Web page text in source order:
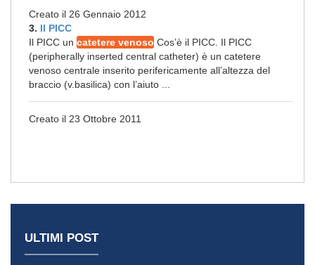
Creato il 26 Gennaio 2012
3. Il PICC
Il PICC un catetere venoso Cos’è il PICC. Il PICC
(peripherally inserted central catheter) è un catetere
venoso centrale inserito perifericamente all’altezza del
braccio (v.basilica) con l’aiuto ...
Creato il 23 Ottobre 2011
ULTIMI POST